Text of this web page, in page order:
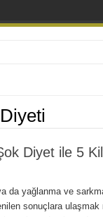
Diyet ile 5
da yağlanma ve
sonuçlara ulaşmak